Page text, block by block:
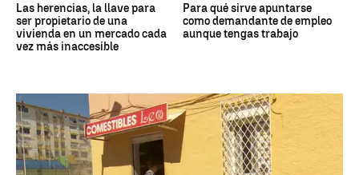
Las herencias, la llave para
ser propietario de una
vivienda en un mercado cada
vez más inaccesible
Para qué sirve apuntarse
como demandante de empleo
aunque tengas trabajo